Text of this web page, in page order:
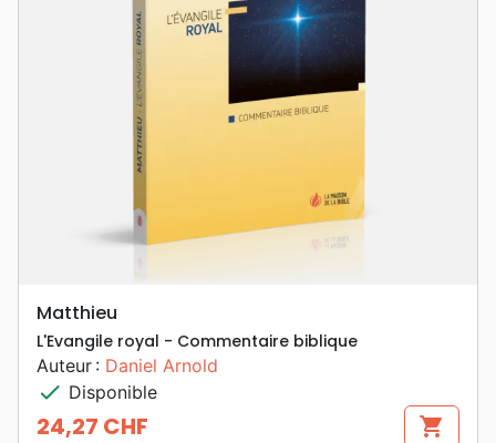
Matthieu
L'Evangile royal - Commentaire biblique
Auteur : Daniel Arnold
check Disponible
Prix
24,27 CHF shopping_cart